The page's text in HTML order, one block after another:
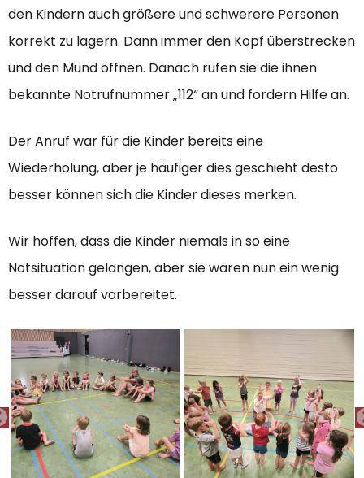
den Kindern auch größere und schwerere Personen
korrekt zu lagern. Dann immer den Kopf überstrecken
und den Mund öffnen. Danach rufen sie die ihnen
bekannte Notrufnummer „112“ an und fordern Hilfe an.
Der Anruf war für die Kinder bereits eine
Wiederholung, aber je häufiger dies geschieht desto
besser können sich die Kinder dieses merken.
Wir hoffen, dass die Kinder niemals in so eine
Notsituation gelangen, aber sie wären nun ein wenig
besser darauf vorbereitet.
PREVIOUS